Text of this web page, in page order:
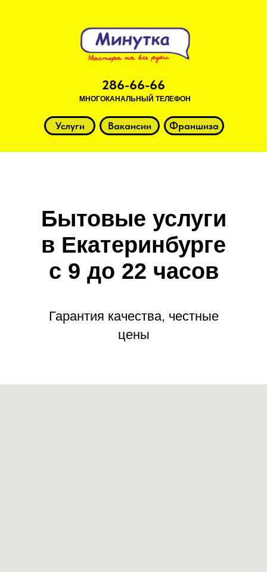
286-66-66
МНОГОКАНАЛЬНЫЙ ТЕЛЕФОН
Услуги Вакансии Франшиза
Бытовые услуги
в Екатеринбурге
с 9 до 22 часов
Гарантия качества, честные
цены